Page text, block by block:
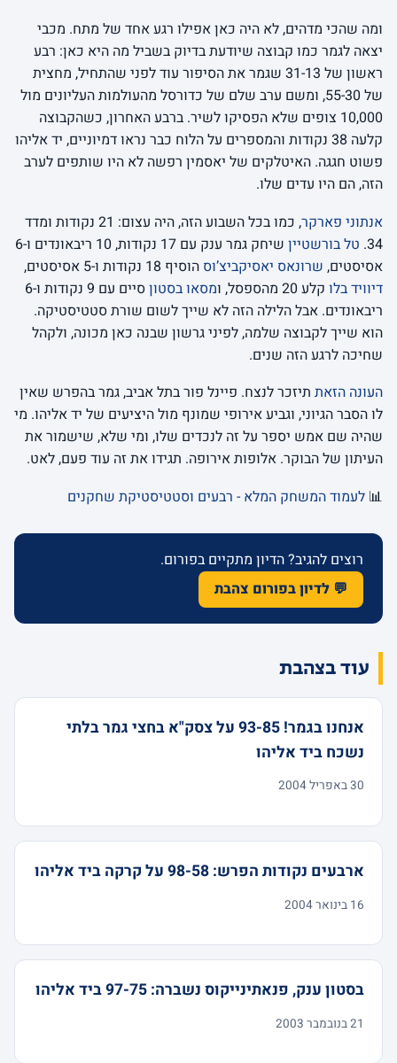
ומה שהכי מדהים, לא היה כאן אפילו רגע אחד של מתח. מכבי
יצאה לגמר כמו קבוצה שיודעת בדיוק בשביל מה היא כאן: רבע
ראשון של 31-13 שגמר את הסיפור עוד לפני שהתחיל, מחצית
של 55-30, ומשם ערב שלם של כדורסל מהעולמות העליונים מול
10,000 צופים שלא הפסיקו לשיר. ברבע האחרון, כשהקבוצה
קלעה 38 נקודות והמספרים על הלוח כבר נראו דמיוניים, יד אליהו
פשוט חגגה. האיטלקים של יאסמין רפשה לא היו שותפים לערב
הזה, הם היו עדים שלו.
אנתוני פארקר
, כמו בכל השבוע הזה, היה עצום: 21 נקודות ומדד
34. טל בורשטיין
שיחק גמר ענק עם 17 נקודות, 10 ריבאונדים ו-6
אסיסטים, שרונאס יאסיקביצ’וס הוסיף 18 נקודות ו-5 אסיסטים,
דיוויד בלו קלע 20 מהספסל, ו מסאו בסטון
סיים עם 9 נקודות ו-6
ריבאונדים. אבל הלילה הזה לא שייך לשום שורת סטטיסטיקה.
הוא שייך לקבוצה שלמה, לפיני גרשון שבנה כאן מכונה, ולקהל
שחיכה לרגע הזה שנים.
העונה הזאת תיזכר לנצח. פיינל פור בתל אביב, גמר בהפרש שאין
לו הסבר הגיוני, וגביע אירופי שמונף מול היציעים של יד אליהו. מי
שהיה שם אמש יספר על זה לנכדים שלו, ומי שלא, שישמור את
העיתון של הבוקר. אלופות אירופה. תגידו את זה עוד פעם, לאט.
📊 לעמוד המשחק המלא - רבעים וסטטיסטיקת שחקנים
רוצים להגיב? הדיון מתקיים בפורום.
💬 לדיון בפורום צהבת
עוד בצהבת
אנחנו בגמר! 93-85 על צסק"א בחצי גמר בלתי
נשכח ביד אליהו
30 באפריל 2004
ארבעים נקודות הפרש: 98-58 על קרקה ביד אליהו
16 בינואר 2004
בסטון ענק, פנאתינייקוס נשברה: 97-75 ביד אליהו
21 בנובמבר 2003